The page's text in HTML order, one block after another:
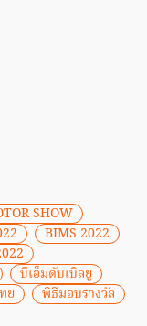
SHOW
BIMS 2022
บีเอ็มดับเบิลยู
ย
พิธีมอบรางวัล